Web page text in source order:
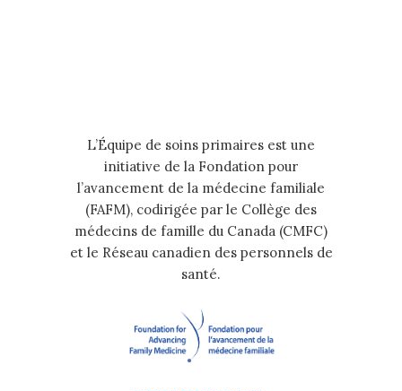
L’Équipe de soins primaires est une
initiative de la Fondation pour
l’avancement de la médecine familiale
(FAFM), codirigée par le Collège des
médecins de famille du Canada (CMFC)
et le Réseau canadien des personnels de
santé.